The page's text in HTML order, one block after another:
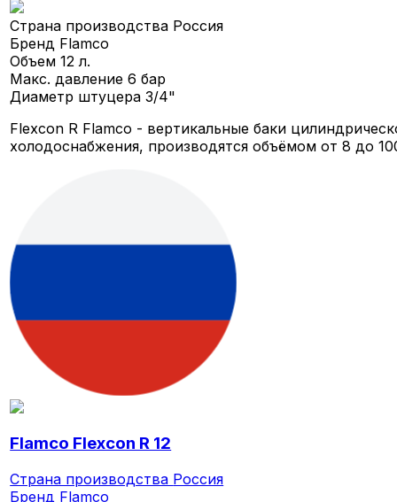
Страна производства Россия
Бренд Flamco
Объем12 л.
Макс. давление6 бар
Диаметр штуцера3/4"
Flexcon R Flamco - вертикальные баки
холодоснабжения, производятся объёмом от 8 до
Flamco Flexcon R 12
Страна производства Россия
Бренд Flamco